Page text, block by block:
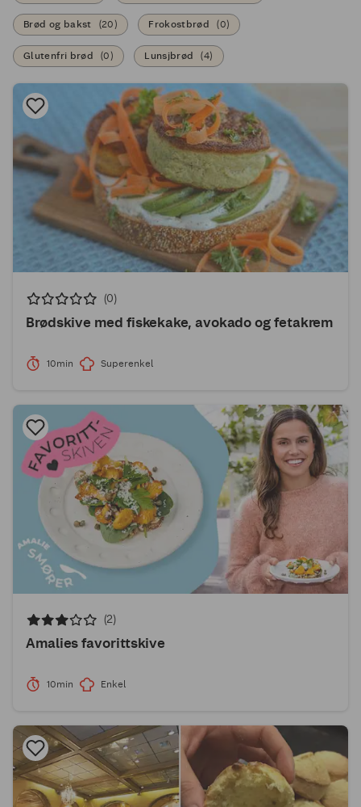
Brød og bakst (20 ) Frokostbrød (0)
Glutenfri brød (0 ) Lunsjbrød (4)
(0)
Brødskive med fiskekake, avokado og fetakrem
10min Superenkel
(2)
Amalies favorittskive
10min Enkel